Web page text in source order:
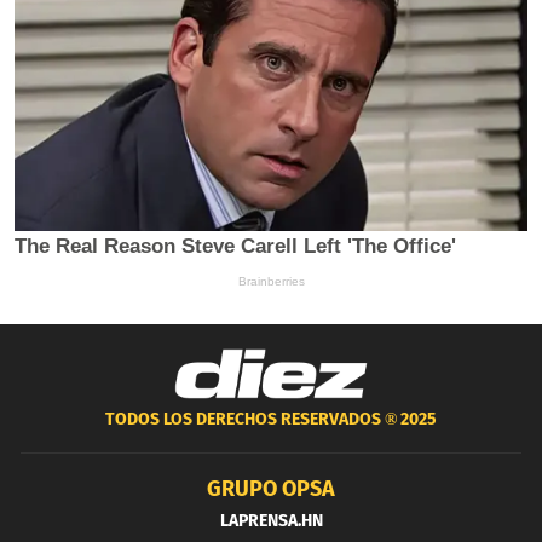
TODOS LOS DERECHOS RESERVADOS ®2025
GRUPO OPSA
LAPRENSA.HN